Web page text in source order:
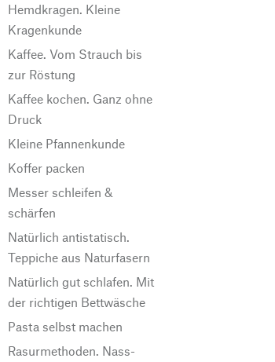
Hemdkragen. Kleine
Kragenkunde
Kaffee. Vom Strauch bis
zur Röstung
Kaffee kochen. Ganz ohne
Druck
Kleine Pfannenkunde
Koffer packen
Messer schleifen &
schärfen
Natürlich antistatisch.
Teppiche aus Naturfasern
Natürlich gut schlafen. Mit
der richtigen Bettwäsche
Pasta selbst machen
Rasurmethoden. Nass-